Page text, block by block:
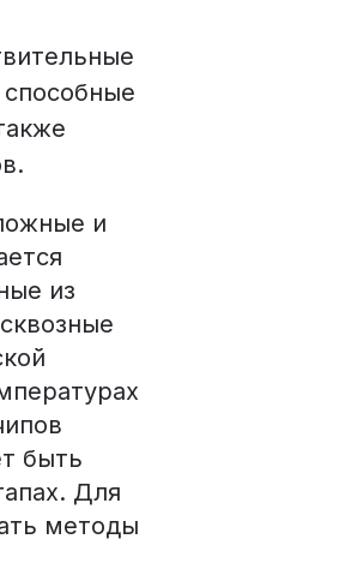
и
из
быть
Для
методы